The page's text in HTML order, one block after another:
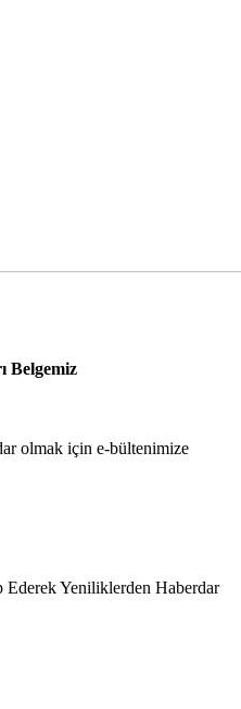
Belgemiz
olmak için e-bültenimize
Ederek Yeniliklerden Haberdar